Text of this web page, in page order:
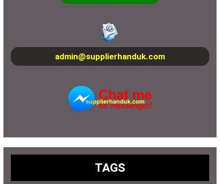
admin@supplierhanduk.com
TAGS